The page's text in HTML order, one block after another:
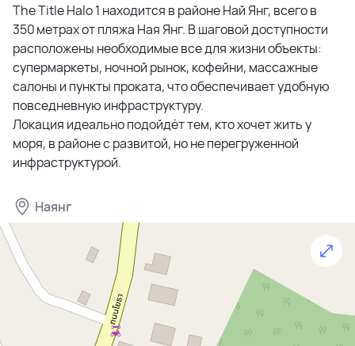
Планировки продуманы до мелочей, чтобы обеспечить
максимум уюта и функциональности.
На территории комплекса предусмотрена развитая
инфраструктура для жизни и отдыха. Жителям
доступны два бассейна, включая loop pool и зону с
водной горкой, фитнес-центр, паровая комната,
павильон и террасы для отдыха у воды. Есть парковка,
охрана и круглосуточное видеонаблюдение.
продумана для прогулок.
The Title Halo 1 создан для тех, кто ценит тишину и
близость к природе. До пляжа Найянг всего 250
метров, рядом кафе, рестораны, магазины и отели. В
нескольких минутах находятся главные
туристические зоны, но сам район остаётся
спокойным и безопасным.
The Title Halo 1 находится в районе Най Янг, всего в
350 метрах от пляжа Ная Янг. В шаговой доступности
расположены необходимые все для жизни объекты:
супермаркеты, ночной рынок, кофейни, массажные
салоны и пункты проката, что обеспечивает удобную
повседневную инфраструктуру.
Локация идеально подойдёт тем, кто хочет жить у
моря, в районе с развитой, но не перегруженной
инфраструктурой.
Наянг